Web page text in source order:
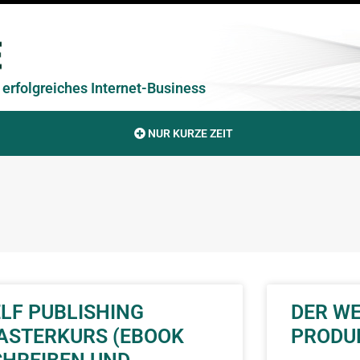
Internet-Business
NUR KURZE ZEIT
PUBLISHING
(EBOOK
DER